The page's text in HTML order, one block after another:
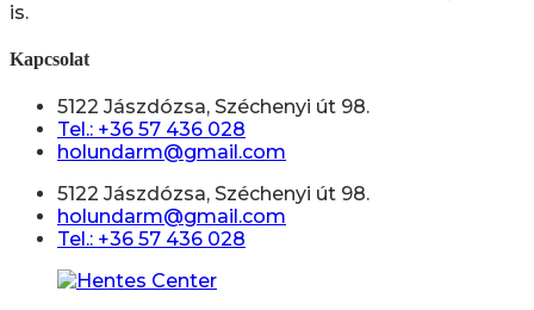
is.
Kapcsolat
5122 Jászdózsa, Széchenyi út 98.
Tel.: +36 57 436 028
holundarm@gmail.com
5122 Jászdózsa, Széchenyi út 98.
holundarm@gmail.com
Tel.: +36 57 436 028